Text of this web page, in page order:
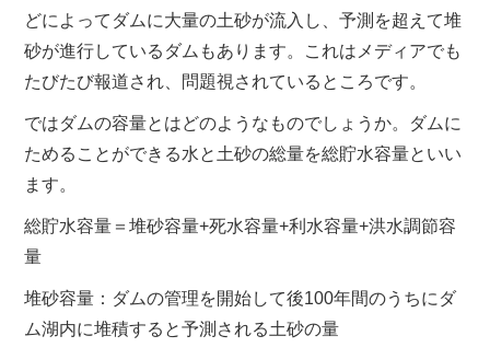
どによってダムに大量の土砂が流入し、予測を超えて堆
砂が進行しているダムもあります。これはメディアでも
たびたび報道され、問題視されているところです。
ではダムの容量とはどのようなものでしょうか。ダムに
ためることができる水と土砂の総量を総貯水容量といい
ます。
総貯水容量＝堆砂容量+死水容量+利水容量+洪水調節容
量
堆砂容量：ダムの管理を開始して後100年間のうちにダ
ム湖内に堆積すると予測される土砂の量